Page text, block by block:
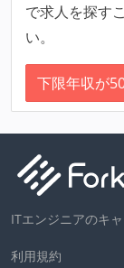
で求人を探す
い。
下限年収が
ITエンジニアのキ
利用規約